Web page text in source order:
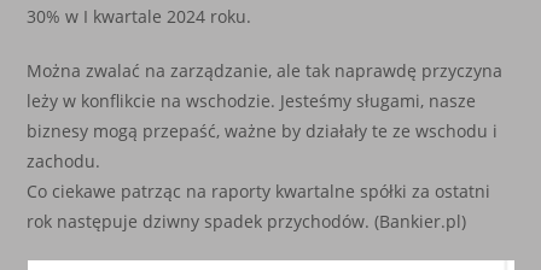
30% w I kwartale 2024 roku.
Można zwalać na zarządzanie, ale tak naprawdę przyczyna
leży w konflikcie na wschodzie. Jesteśmy sługami, nasze
biznesy mogą przepaść, ważne by działały te ze wschodu i
zachodu.
Co ciekawe patrząc na raporty kwartalne spółki za ostatni
rok następuje dziwny spadek przychodów. (Bankier.pl)